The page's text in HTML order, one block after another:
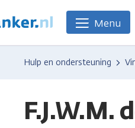
We
zijn
Kanker.nl
Menu
Hulp en ondersteuning
F.J.W.M.